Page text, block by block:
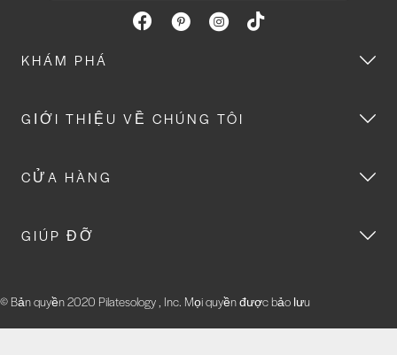
KHÁM PHÁ
GIỚI THIỆU VỀ CHÚNG TÔI
CỬA HÀNG
GIÚP ĐỠ
© Bản quyền 2020 Pilatesology , Inc. Mọi quyền được bảo lưu